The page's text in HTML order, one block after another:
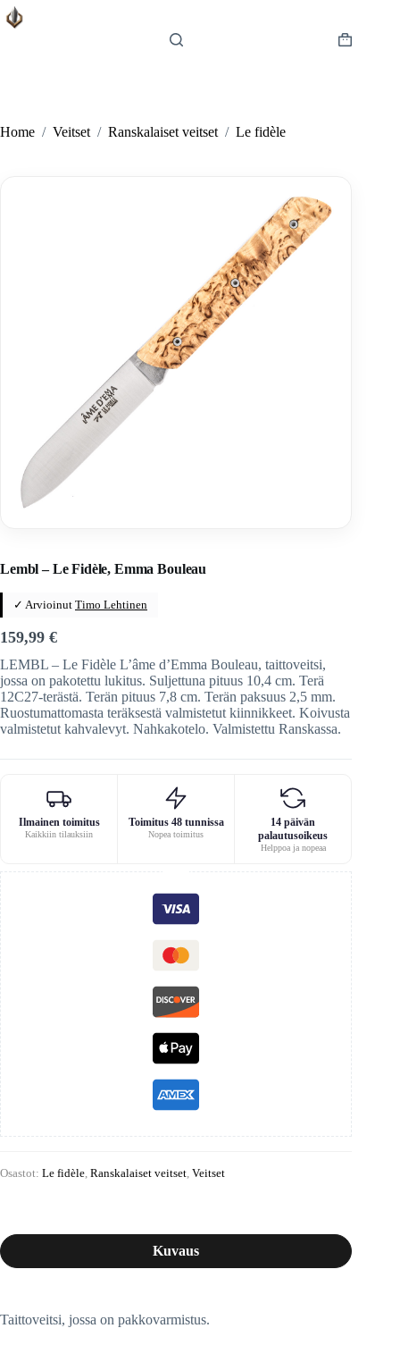
Skip
to
Shopping
Home / Veitset / Ranskalaiset veitset / Le fidèle
Lembl – Le Fidèle, Emma Bouleau
✓ Arvioinut Timo Lehtinen
159,99 €
LEMBL – Le Fidèle L’âme d’Emma Bouleau, taittoveitsi,
jossa on pakotettu lukitus. Suljettuna pituus 10,4 cm. Terä
12C27-terästä. Terän pituus 7,8 cm. Terän paksuus 2,5 mm.
Ruostumattomasta teräksestä valmistetut kiinnikkeet. Koivusta
valmistetut kahvalevyt. Nahkakotelo. Valmistettu Ranskassa.
Ilmainen toimitus
Kaikkiin tilauksiin
Toimitus 48 tunnissa
Nopea toimitus
14 päivän
palautusoikeus
Helppoa ja nopeaa
Osastot: Le fidèle Ranskalaiset veitset Veitset
Kuvaus
Taittoveitsi, jossa on pakkovarmistus.